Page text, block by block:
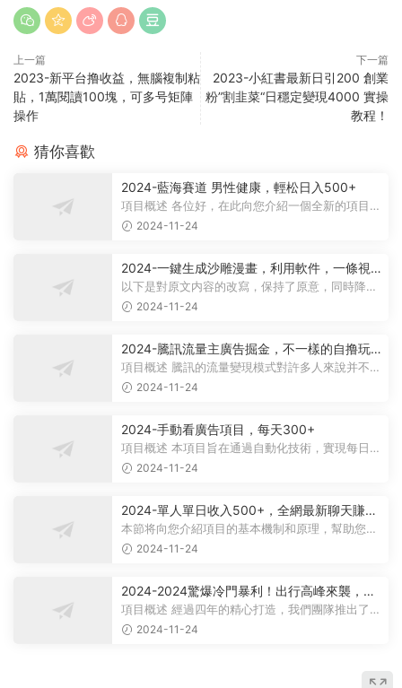
上一篇
2023-新平台撸收益，無腦複制粘
貼，1萬閱讀100塊，可多号矩陣
操作
下一篇
2023-小紅書最新日引200 創業
粉”割韭菜“日穩定變現4000 實操
教程！
猜你喜歡
2024-藍海賽道 男性健康，輕松日入500+
項目概述 各位好，在此向您介紹一個全新的項目，
它聚焦于男性健康領域。衆所周知...
2024-11-24
2024-一鍵生成沙雕漫畫，利用軟件，一條視
頻播放12W+，單日變現1000+
以下是對原文内容的改寫，保持了原意，同時降低
2024-11-24
2024-騰訊流量主廣告掘金，不一樣的自撸玩
法，日賺500-1000+，無設備要求
項目概述 騰訊的流量變現模式對許多人來說并不陌
生，大多數人對其盈利方式有所了...
2024-11-24
2024-手動看廣告項目，每天300+
項目概述 本項目旨在通過自動化技術，實現每日觀
2024-11-24
2024-單人單日收入500+，全網最新聊天賺
米！适合所有人群簡單暴力！
本節将向您介紹項目的基本機制和原理，幫助您理
解項目的基本概念。 在項目實施前...
2024-11-24
2024-2024驚爆冷門暴利！出行高峰來襲，裏
程積分，高爆發期，一單300+—2000+，月入
過萬不是夢！
項目概述 經過四年的精心打造，我們團隊推出了一
個從未對外公布的項目——利用裏...
2024-11-24